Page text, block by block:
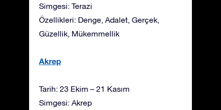
Simgesi: Terazi
Özellikleri: Denge, Adalet, Gerçek,
Güzellik, Mükemmellik
Akrep
Tarih: 23 Ekim – 21 Kasım
Simgesi: Akrep